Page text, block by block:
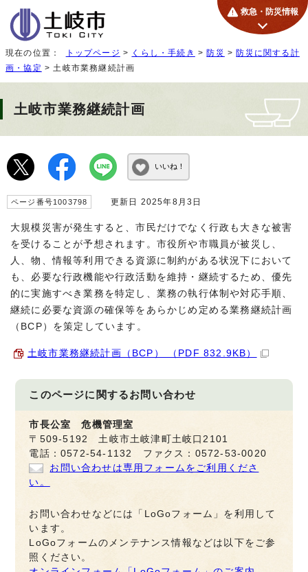
救急・防災情報
現在の位置： トップページ > くらし・手続き >防災 >防災に関する計
画・協定 > 土岐市業務継続計画
土岐市業務継続計画
いいね！
ページ番号1003798 更新日 2025年8月3日
大規模災害が発生すると、市民だけでなく行政も大きな被害
を受けることが予想されます。市役所や市職員が被災し、
人、物、情報等利用できる資源に制約がある状況下において
も、必要な行政機能や行政活動を維持・継続するため、優先
的に実施すべき業務を特定し、業務の執行体制や対応手順、
継続に必要な資源の確保等をあらかじめ定める業務継続計画
（BCP）を策定しています。
土岐市業務継続計画（BCP） （PDF 832.9KB）
このページに関するお問い合わせ
市長公室 危機管理室
〒509-5192 土岐市土岐津町土岐口2101
電話：0572-54-1132 ファクス：0572-53-0020
お問い合わせは専用フォームをご利用くださ
い。
お問い合わせなどには「LoGoフォーム」を利用して
います。
LoGoフォームのメンテナンス情報などは以下をご参
照ください。